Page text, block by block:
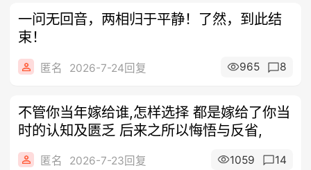
一问无回音，两相归于平静！了然，到此结
束！
匿名 2026-7-24回复 965 8
不管你当年嫁给谁,怎样选择 都是嫁给了你当
时的认知及匮乏 后来之所以悔悟与反省,
匿名 2026-7-23回复 1059 14